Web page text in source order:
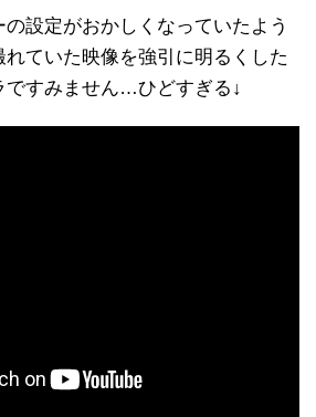
の設定がおかしくなっていたよう
ていた映像を強引に明るくした
ですみません…ひどすぎる↓